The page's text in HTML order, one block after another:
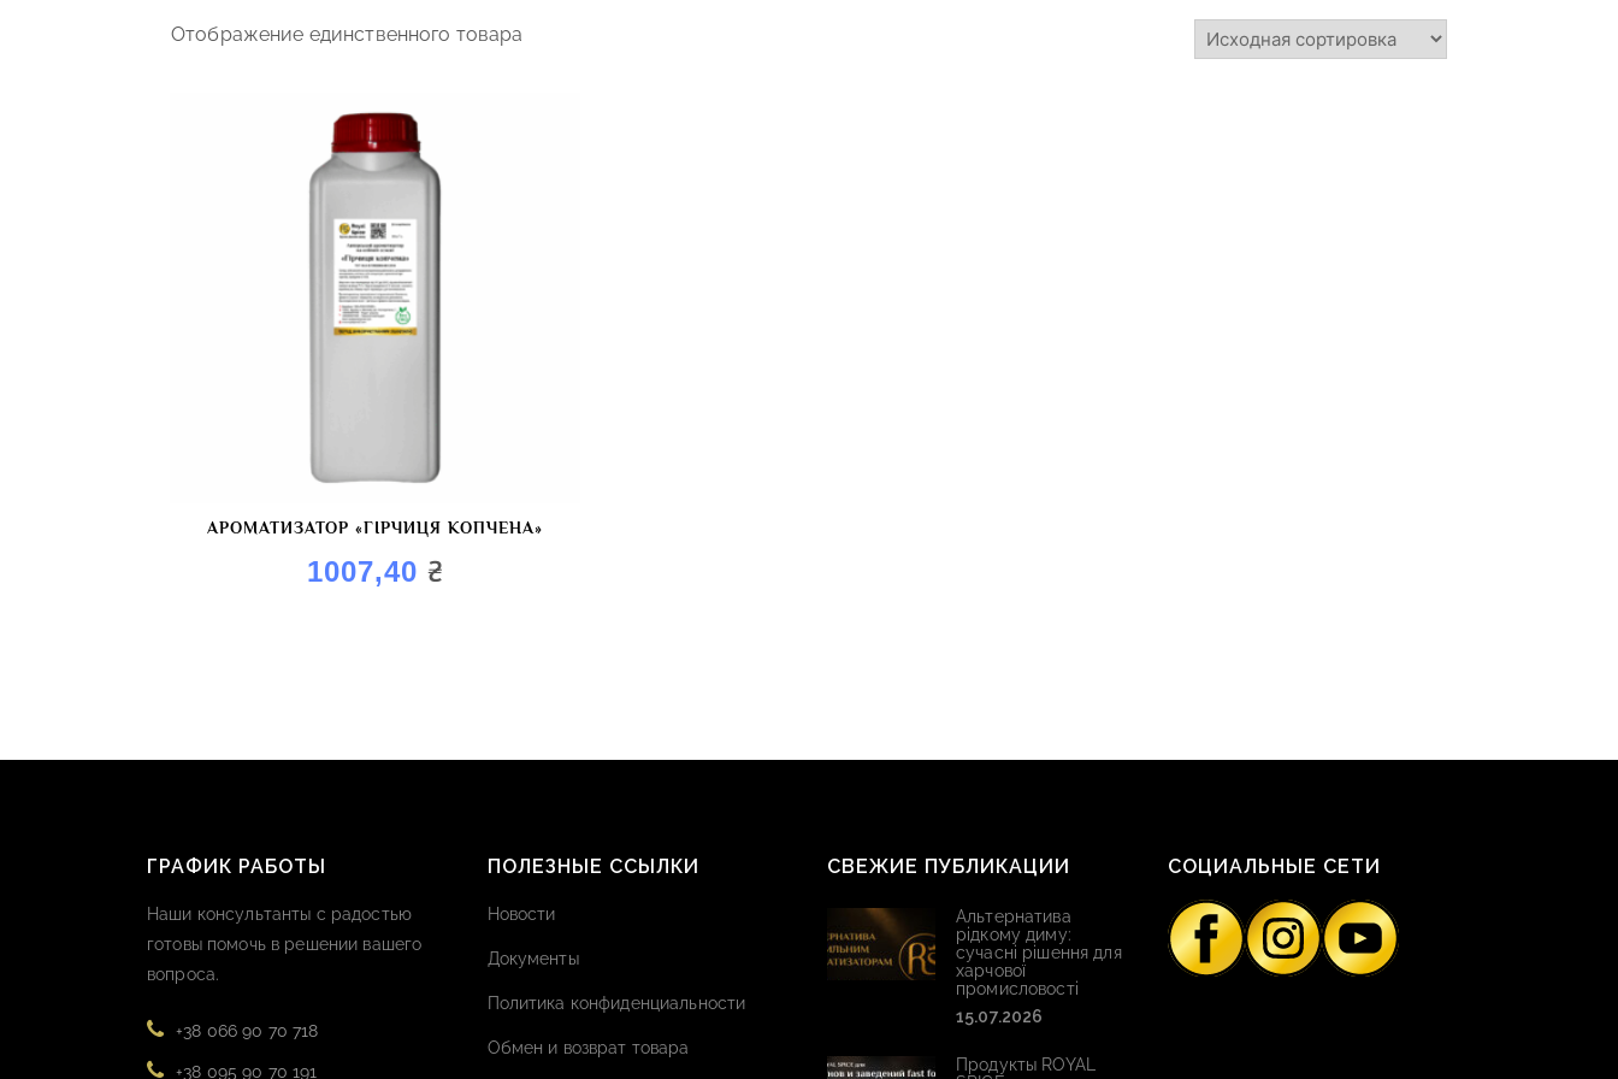
Отображение единственного товара
АРОМАТИЗАТОР «ГІРЧИЦЯ КОПЧЕНА»
1007,40 ₴
ГРАФИК РАБОТЫ
Наши консультанты с радостью
готовы помочь в решении вашего
вопроса.
+38 066 90 70 718
+38 095 90 70 191
ПОЛЕЗНЫЕ ССЫЛКИ
Новости
Документы
Политика конфиденциальности
Обмен и возврат товара
СВЕЖИЕ ПУБЛИКАЦИИ
Альтернатива
рідкому диму:
сучасні рішення для
харчової
промисловості
15.07.2026
Продукты ROYAL
СОЦИАЛЬНЫЕ СЕТИ